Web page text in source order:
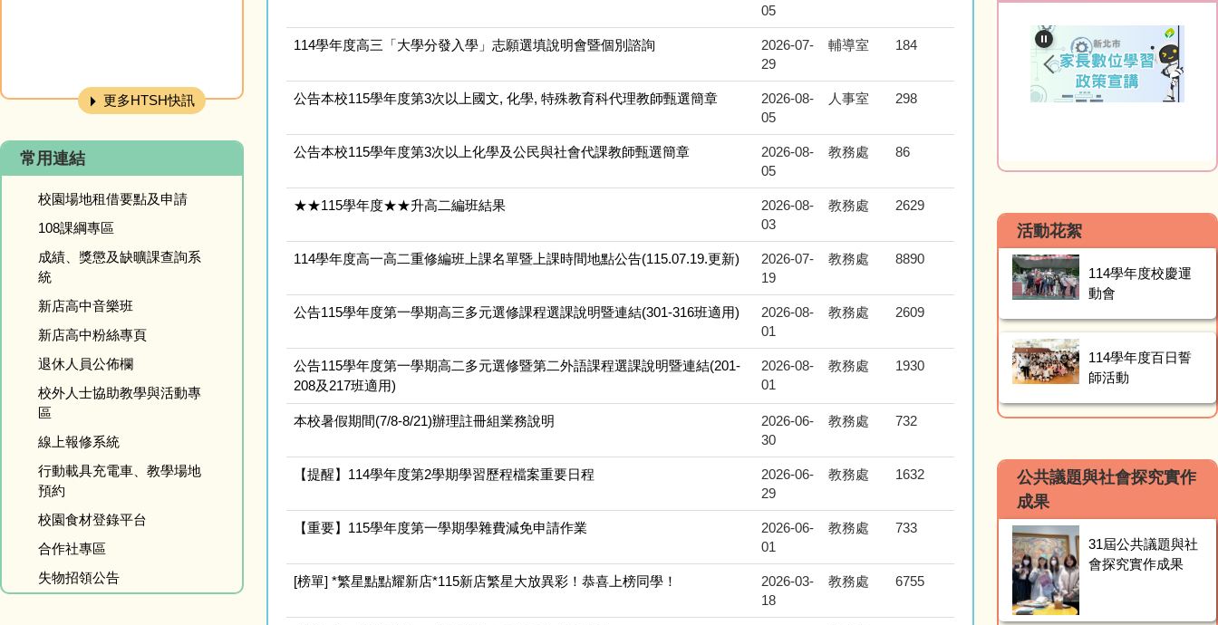
更多HTSH快訊
常用連結
校園場地租借要點及申請
108課綱專區
成績、獎懲及缺曠課查詢系
統
新店高中音樂班
新店高中粉絲專頁
退休人員公佈欄
校外人士協助教學與活動專
區
線上報修系統
行動載具充電車、教學場地
預約
校園食材登錄平台
合作社專區
失物招領公告
05
114學年度高三「大學分發入學」志願選填說明會暨個別諮詢
2026-07-
29
輔導室 184
公告本校115學年度第3次以上國文, 化學, 特殊教育科代理教師甄選簡章
2026-08-
05
人事室 298
公告本校115學年度第3次以上化學及公民與社會代課教師甄選簡章
2026-08-
05
教務處 86
★★115學年度★★升高二編班結果
2026-08-
03
教務處 2629
114學年度高一高二重修編班上課名單暨上課時間地點公告(115.07.19.更新)
2026-07-
19
教務處 8890
公告115學年度第一學期高三多元選修課程選課說明暨連結(301-316班適用)
2026-08-
01
教務處 2609
公告115學年度第一學期高二多元選修暨第二外語課程選課說明暨連結(201-
208及217班適用)
2026-08-
01
教務處 1930
本校暑假期間(7/8-8/21)辦理註冊組業務說明
2026-06-
30
教務處 732
【提醒】114學年度第2學期學習歷程檔案重要日程
2026-06-
29
教務處 1632
【重要】115學年度第一學期學雜費減免申請作業
2026-06-
01
教務處 733
[榜單] *繁星點點耀新店*115新店繁星大放異彩！恭喜上榜同學！
2026-03-
18
教務處 6755
活動花絮
114學年度校慶運
動會
114學年度百日誓
師活動
公共議題與社會探究實作
成果
31屆公共議題與社
會探究實作成果